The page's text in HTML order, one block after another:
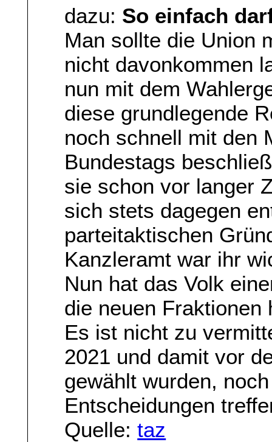
dazu: So einfach
Man sollte die Union
nicht davonkommen
nun mit dem
diese grundlegende
noch schnell mit den
Bundestags
sie schon vor langer
sich stets dagegen
parteitaktischen
Kanzleramt war ihr
Nun hat das Volk
die neuen Fraktionen
Es ist nicht zu
2021 und damit vor
gewählt wurden,
Entscheidungen
Quelle:taz